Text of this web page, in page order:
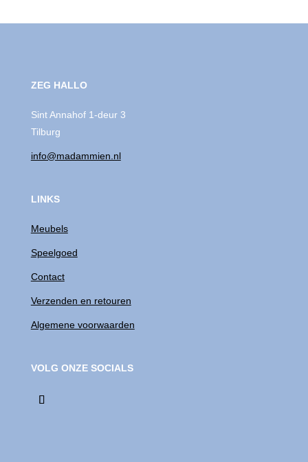
ZEG HALLO
Sint Annahof 1-deur 3
Tilburg
info@madammien.nl
LINKS
Meubels
Speelgoed
Contact
Verzenden en retouren
Algemene voorwaarden
VOLG ONZE SOCIALS